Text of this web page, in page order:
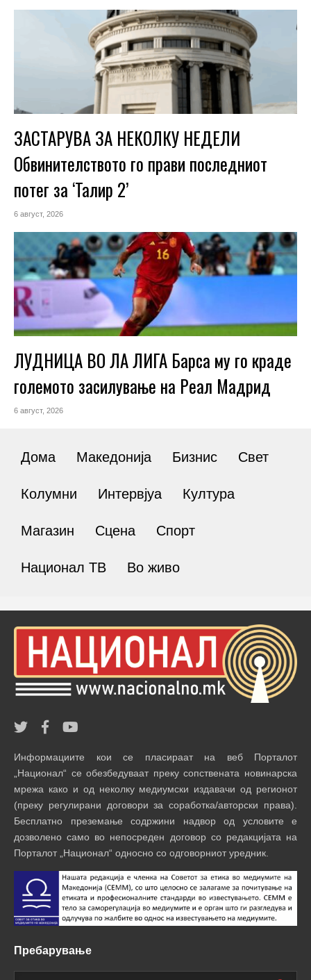
ЗАСТАРУВА ЗА НЕКОЛКУ НЕДЕЛИ
Обвинителството го прави последниот
потег за ‘Талир 2’
6 август, 2026
ЛУДНИЦА ВО ЛА ЛИГА Барса му го краде
големото засилување на Реал Мадрид
6 август, 2026
Дома Македонија Бизнис Свет
Колумни Интервјуа Култура
Магазин Сцена Спорт
Национал ТВ Во живо
Информациите кои се пласираат на веб Порталот
„Национал“ се обезбедуваат преку сопствената новинарска
мрежа како и од неколку медиумски издавачи од регионот
(преку регулирани договори за соработка/авторски права).
Бесплатно преземање содржини надвор од условите е
дозволено само во непосреден договор со редакцијата на
Порталот „Национал“ односно со одговорниот уредник.
Пребарување